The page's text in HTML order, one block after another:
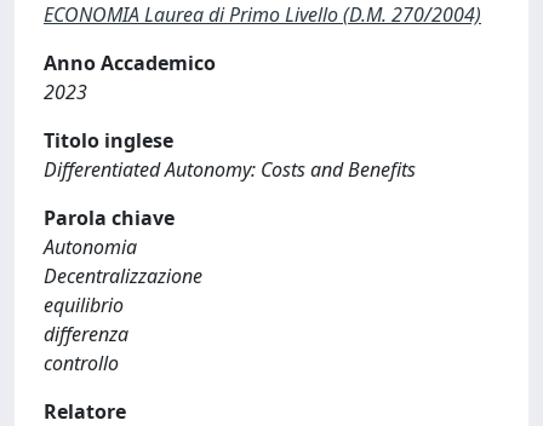
ECONOMIA Laurea di Primo Livello (D.M. 270/2004)
Anno Accademico
2023
Titolo inglese
Differentiated Autonomy: Costs and Benefits
Parola chiave
Autonomia
Decentralizzazione
equilibrio
differenza
controllo
Relatore